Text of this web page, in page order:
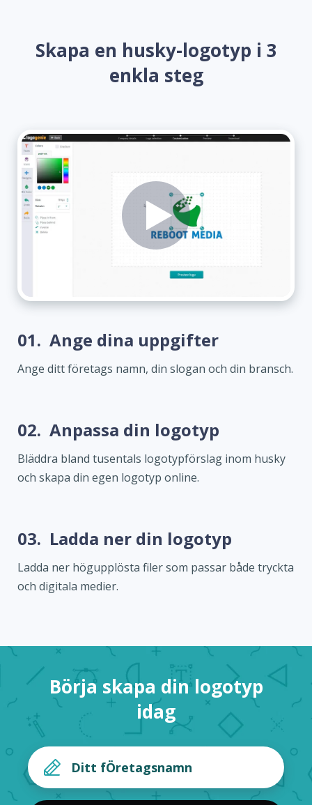
Skapa en husky-logotyp i 3
enkla steg
01. Ange dina uppgifter
Ange ditt företags namn, din slogan och din bransch.
02. Anpassa din logotyp
Bläddra bland tusentals logotypförslag inom husky
och skapa din egen logotyp online.
03. Ladda ner din logotyp
Ladda ner högupplösta filer som passar både tryckta
och digitala medier.
Börja skapa din logotyp
idag